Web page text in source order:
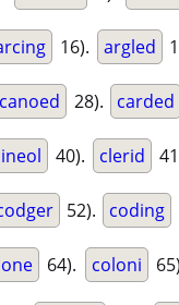
16). argled
canoed 28). carded
40). clerid
52). coding
64). coloni